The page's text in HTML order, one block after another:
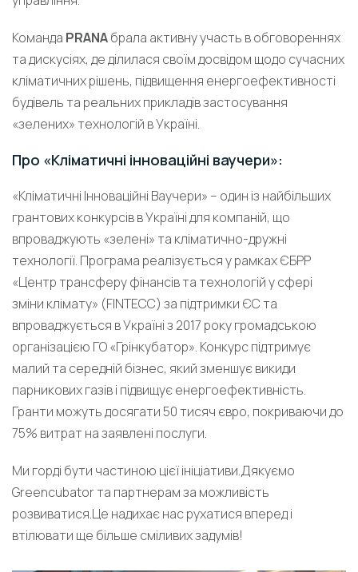
Команда PRANAбрала активну участь в обговореннях
та дискусіях, де ділилася своїм досвідом щодо сучасних
кліматичних рішень, підвищення енергоефективності
будівель та реальних прикладів застосування
«зелених» технологій в Україні.
Про «Кліматичні інноваційні ваучери»:
«Кліматичні Інноваційні Ваучери» – один із найбільших
грантових конкурсів в Україні для компаній, що
впроваджують «зелені» та кліматично-дружні
технології. Програма реалізується у рамках ЄБРР
«Центр трансферу фінансів та технологій у сфері
зміни клімату» (FINTECC) за підтримки ЄС та
впроваджується в Україні з 2017 року громадською
організацією ГО «Грінкубатор». Конкурс підтримує
малий та середній бізнес, який зменшує викиди
парникових газів і підвищує енергоефективність.
Гранти можуть досягати 50 тисяч євро, покриваючи до
75% витрат на заявлені послуги.
Ми горді бути частиною цієї ініціативи.Дякуємо
Greencubator та партнерам за можливість
розвиватися.Це надихає нас рухатися вперед і
втілювати ще більше сміливих задумів!